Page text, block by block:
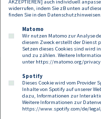
Kontakt Datenschutz
Compliance
Cookies
AKZEPTIEREN] auch individuell
widerrufen, indem Sie zB unten auf
finden Sie in den Datenschutzhinweisen.
Matomo
Wir nutzen Matomo zur Analyse
diesem Zweck erstellt der Dienst
Setzen dieses Cookies sind wird
und zu zählen. Weitere
unter https://matomo.org/privacy
Spotify
Dieses Cookie wird vom Provider
Inhalte von Spotify auf unserer
dazu, Informationen zur
Weitere Informationen zur
https://www.spotify.com/de/